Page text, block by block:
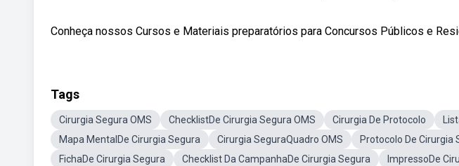
Conheça nossos Cursos e Materiais preparatórios para Concursos Públicos e
Tags
Cirurgia Segura OMS ChecklistDe Cirurgia Segura OMS Cirurgia De Protocolo
Mapa MentalDe Cirurgia Segura
Cirurgia SeguraQuadro OMS
Protocolo De Cirurgia
FichaDe Cirurgia Segura
Checklist Da CampanhaDe Cirurgia Segura
ImpressoDe